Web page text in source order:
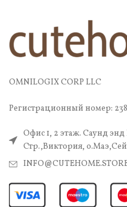
OMNILOGIX CORP LLC
Регистрационный номер:
Офис 1, 2 этаж. Саунд
Стр.,Виктория,